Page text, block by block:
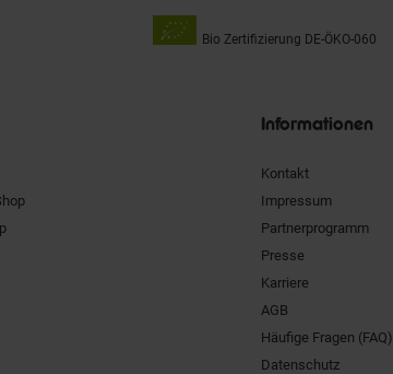
Bio Zertifizierung DE-ÖKO-060
Informationen
Kontakt
Impressum
Partnerprogramm
Presse
Karriere
AGB
Häufige Fragen (FAQ)
Datenschutz